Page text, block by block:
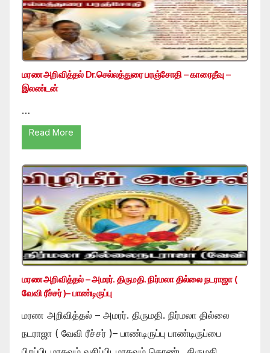
மரண அறிவித்தல் Dr.செல்லத்துரை பரஞ்சோதி – காரைதீவு –
இலண்டன்
…
Read More
மரண அறிவித்தல் – அமரர். திருமதி. நிர்மலா தில்லை நடராஜா (
வேவி ரீச்சர் )– பாண்டிருப்பு
மரண அறிவித்தல் – அமரர். திருமதி. நிர்மலா தில்லை
நடராஜா ( வேவி ரீச்சர் )– பாண்டிருப்பு பாண்டிருப்பை